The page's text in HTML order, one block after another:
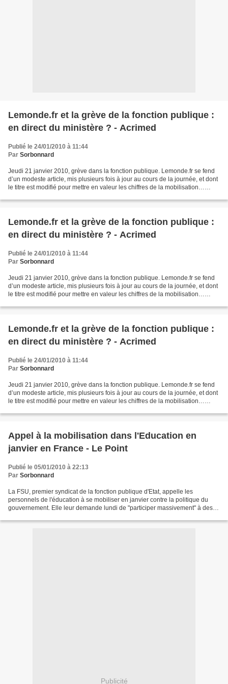
Lemonde.fr et la grève de la fonction publique :
en direct du ministère ? - Acrimed
Publié le 24/01/2010 à 11:44
Par Sorbonnard
Jeudi 21 janvier 2010, grève dans la fonction publique. Lemonde.fr se fend
d’un modeste article, mis plusieurs fois à jour au cours de la journée, et dont
le titre est modifié pour mettre en valeur les chiffres de la mobilisation…
Lemonde.fr et la grève de la fonction publique :
en direct du ministère ? - Acrimed
Publié le 24/01/2010 à 11:44
Par Sorbonnard
Jeudi 21 janvier 2010, grève dans la fonction publique. Lemonde.fr se fend
d’un modeste article, mis plusieurs fois à jour au cours de la journée, et dont
le titre est modifié pour mettre en valeur les chiffres de la mobilisation…
Lemonde.fr et la grève de la fonction publique :
en direct du ministère ? - Acrimed
Publié le 24/01/2010 à 11:44
Par Sorbonnard
Jeudi 21 janvier 2010, grève dans la fonction publique. Lemonde.fr se fend
d’un modeste article, mis plusieurs fois à jour au cours de la journée, et dont
le titre est modifié pour mettre en valeur les chiffres de la mobilisation…
Appel à la mobilisation dans l'Education en
janvier en France - Le Point
Publié le 05/01/2010 à 22:13
Par Sorbonnard
La FSU, premier syndicat de la fonction publique d'Etat, appelle les
personnels de l'éducation à se mobiliser en janvier contre la politique du
gouvernement. Elle leur demande lundi de "participer massivement" à des
Publicité